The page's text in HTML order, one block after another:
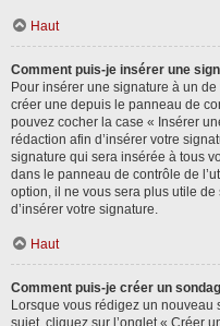
Haut
Comment puis-je insérer une
Pour insérer une signature à un
créer une depuis le panneau de
pouvez cocher la case « Insérer
rédaction afin d’insérer votre
signature qui sera insérée à tous
dans le panneau de contrôle de
option, il ne vous sera plus utile
d’insérer votre signature.
Haut
Comment puis-je créer un
Lorsque vous rédigez un nouveau
sujet, cliquez sur l’onglet « Créer